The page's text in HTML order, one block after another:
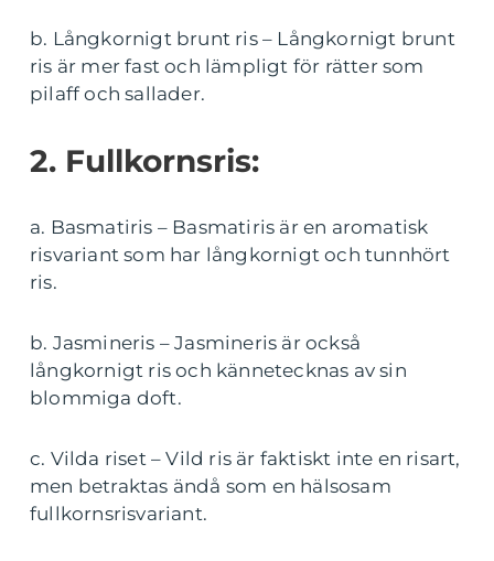
b. Långkornigt brunt ris – Långkornigt brunt
ris är mer fast och lämpligt för rätter som
pilaff och sallader.
2. Fullkornsris:
a. Basmatiris – Basmatiris är en aromatisk
risvariant som har långkornigt och tunnhört
ris.
b. Jasmineris – Jasmineris är också
långkornigt ris och kännetecknas av sin
blommiga doft.
c. Vilda riset – Vild ris är faktiskt inte en risart,
men betraktas ändå som en hälsosam
fullkornsrisvariant.